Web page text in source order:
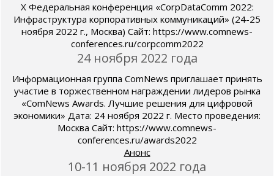
X Федеральная конференция «СorpDataComm 2022:
Инфраструктура корпоративных коммуникаций» (24-25
ноября 2022 г., Москва) Сайт: https://www.comnews-
conferences.ru/corpcomm2022
24 ноября 2022 года
Информационная группа ComNews приглашает принять
участие в торжественном награждении лидеров рынка
«ComNews Awards. Лучшие решения для цифровой
экономики» Дата: 24 ноября 2022 г. Место проведения:
Москва Сайт: https://www.comnews-
conferences.ru/awards2022
Анонс
10-11 ноября 2022 года